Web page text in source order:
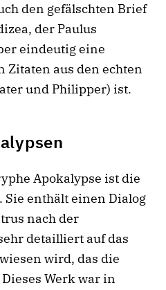
den gefälschten Brief
der Paulus
eindeutig eine
Zitaten aus den echten
und Philipper) ist.
Apokalypse ist die
Sie enthält einen Dialog
nach der
detailliert auf das
wird, das die
Werk war in